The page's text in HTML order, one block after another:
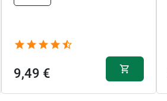
9,49 €